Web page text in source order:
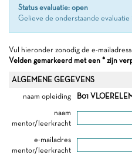
Status evaluatie: open
Gelieve de onderstaande evaluatie
Vul hieronder zonodig de e-
Velden gemarkeerd met een * zijn
ALGEMENE GEGEVENS
naam opleiding
B01
naam
mentor/leerkracht
e-mailadres
mentor/leerkracht